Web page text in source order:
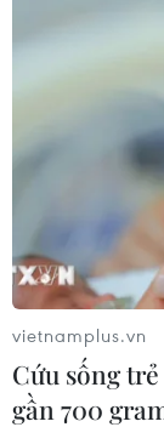
vietnamplus.vn
Cứu sống
gần 700